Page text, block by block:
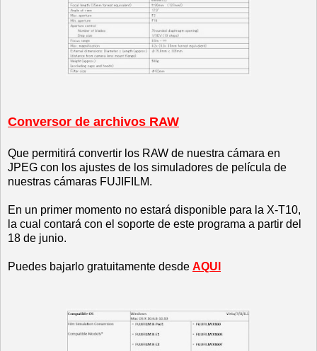
Conversor de archivos RAW
Que permitirá convertir los RAW de nuestra cámara en
JPEG con los ajustes de los simuladores de película de
nuestras cámaras FUJIFILM.
En un primer momento no estará disponible para la X-T10,
la cual contará con el soporte de este programa a partir del
18 de junio.
Puedes bajarlo gratuitamente desde AQUI